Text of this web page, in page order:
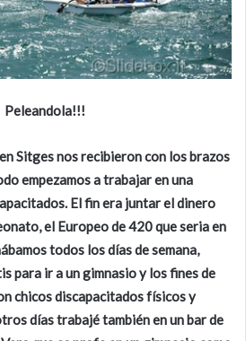
Peleandola!!!
Sitges nos recibieron con los brazos
empezamos a trabajar en una
El fin era juntar el dinero
el Europeo de 420 que seria en
todos los días de semana,
para ir a un gimnasio y los fines de
chicos discapacitados físicos y
días trabajé también en un bar de